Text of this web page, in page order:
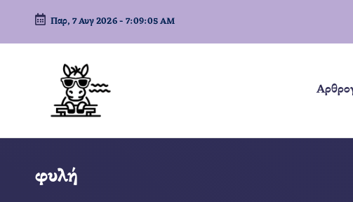
περιεχόμενο
Παρ, 7 Αυγ 2026 - 7:09:06 AM
φυλή